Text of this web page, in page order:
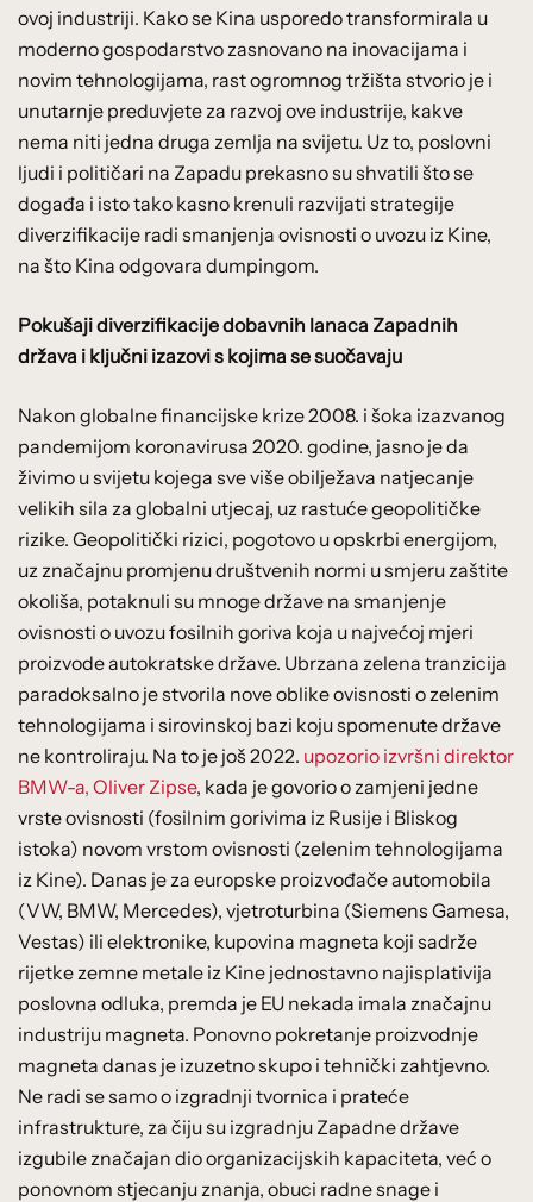
ovoj industriji. Kako se Kina usporedo transformirala u
moderno gospodarstvo zasnovano na inovacijama i
novim tehnologijama, rast ogromnog tržišta stvorio je i
unutarnje preduvjete za razvoj ove industrije, kakve
nema niti jedna druga zemlja na svijetu. Uz to, poslovni
ljudi i političari na Zapadu prekasno su shvatili što se
događa i isto tako kasno krenuli razvijati strategije
diverzifikacije radi smanjenja ovisnosti o uvozu iz Kine,
na što Kina odgovara dumpingom.
Pokušaji diverzifikacije dobavnih lanaca Zapadnih
država i ključni izazovi s kojima se suočavaju
Nakon globalne financijske krize 2008. i šoka izazvanog
pandemijom koronavirusa 2020. godine, jasno je da
živimo u svijetu kojega sve više obilježava natjecanje
velikih sila za globalni utjecaj, uz rastuće geopolitičke
rizike. Geopolitički rizici, pogotovo u opskrbi energijom,
uz značajnu promjenu društvenih normi u smjeru zaštite
okoliša, potaknuli su mnoge države na smanjenje
ovisnosti o uvozu fosilnih goriva koja u najvećoj mjeri
proizvode autokratske države. Ubrzana zelena tranzicija
paradoksalno je stvorila nove oblike ovisnosti o zelenim
tehnologijama i sirovinskoj bazi koju spomenute države
ne kontroliraju. Na to je još 2022. upozorio izvršni direktor
BMW-a, Oliver Zipse, kada je govorio o zamjeni jedne
vrste ovisnosti (fosilnim gorivima iz Rusije i Bliskog
istoka) novom vrstom ovisnosti (zelenim tehnologijama
iz Kine). Danas je za europske proizvođače automobila
(VW, BMW, Mercedes), vjetroturbina (Siemens Gamesa,
Vestas) ili elektronike, kupovina magneta koji sadrže
rijetke zemne metale iz Kine jednostavno najisplativija
poslovna odluka, premda je EU nekada imala značajnu
industriju magneta. Ponovno pokretanje proizvodnje
magneta danas je izuzetno skupo i tehnički zahtjevno.
Ne radi se samo o izgradnji tvornica i prateće
infrastrukture, za čiju su izgradnju Zapadne države
izgubile značajan dio organizacijskih kapaciteta, već o
ponovnom stjecanju znanja, obuci radne snage i